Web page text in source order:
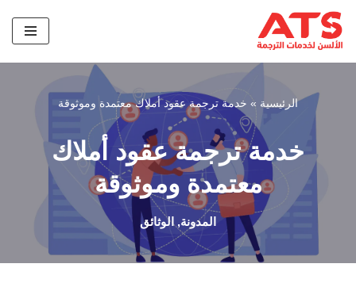
تخطى
إلى
الرئيسية » خدمة ترجمة عقود أملاك معتمدة وموثوقة
خدمة ترجمة عقود أملاك
معتمدة وموثوقة
المدونة,الوثائق